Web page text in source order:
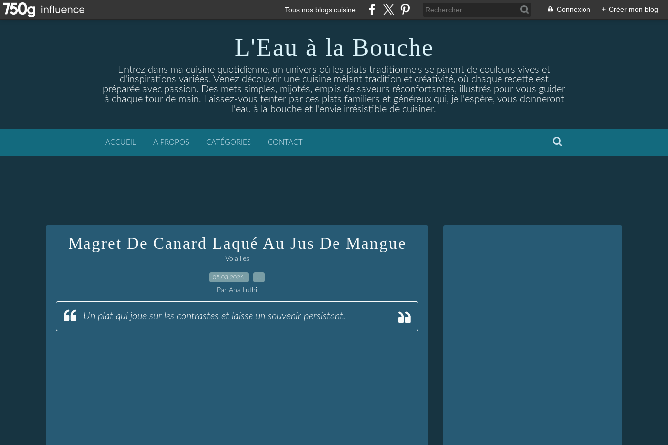
Tous nos blogs cuisine Connexion + Créer mon blog
L'Eau à la Bouche
Entrez dans ma cuisine quotidienne, un univers où les plats traditionnels se parent de couleurs vives et
d'inspirations variées. Venez découvrir une cuisine mêlant tradition et créativité, où chaque recette est
préparée avec passion. Des mets simples, mijotés, emplis de saveurs réconfortantes, illustrés pour vous guider
à chaque tour de main. Laissez-vous tenter par ces plats familiers et généreux qui, je l'espère, vous donneront
l'eau à la bouche et l'envie irrésistible de cuisiner.
ACCUEIL A PROPOS CATÉGORIES CONTACT
Magret De Canard Laqué Au Jus De Mangue
Volailles
05.03.2026
Par Ana Luthi
Un plat qui joue sur les contrastes et laisse un souvenir persistant.